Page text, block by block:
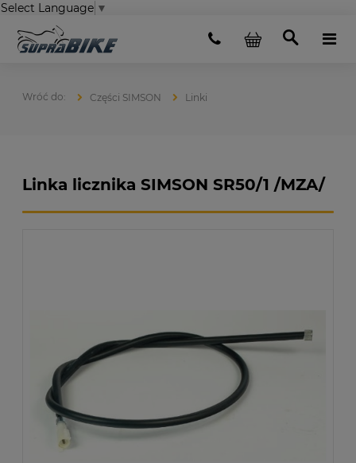
Select Language ▼
Części SIMSON Linki
Linka licznika SIMSON SR50/1 /MZA/